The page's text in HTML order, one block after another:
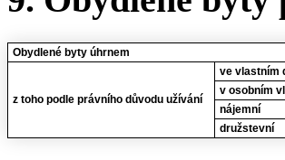
Obydlené byty úhrnem
z toho podle právního důvodu užívání
ve vlastním
v osobním
nájemní
družstevní